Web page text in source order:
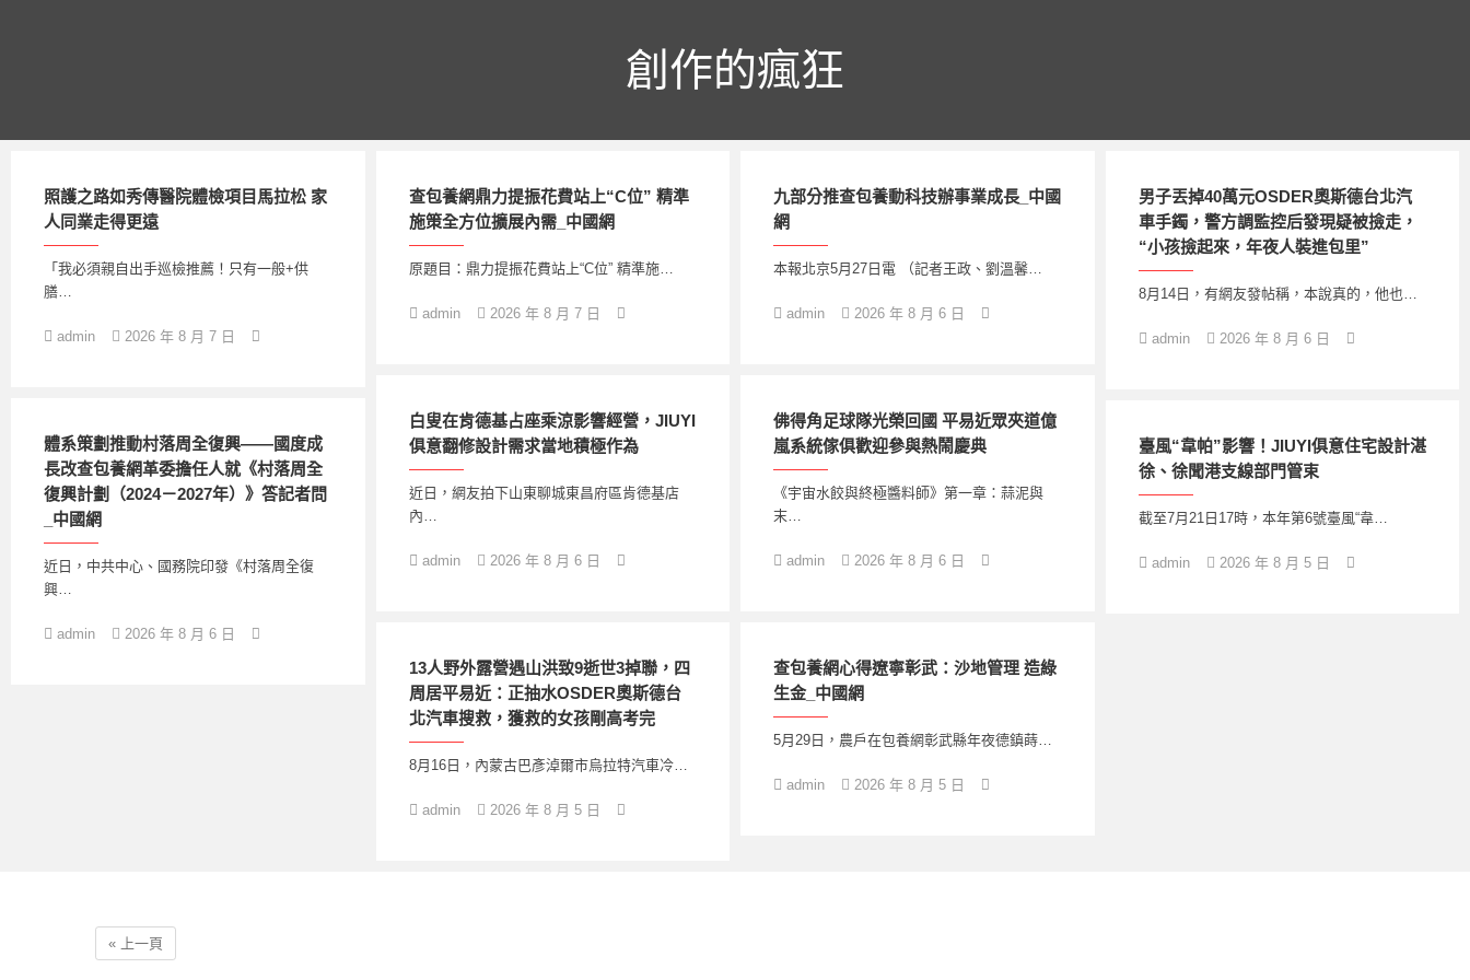
創作的瘋狂
照護之路如秀傳醫院體檢項目馬拉松 家
人同業走得更遠
「我必須親自出手巡檢推薦！只有一般+供
膳…
admin 2026 年 8 月 7 日
查包養網鼎力提振花費站上“C位” 精準
施策全方位擴展內需_中國網
原題目：鼎力提振花費站上“C位” 精準施…
admin 2026 年 8 月 7 日
九部分推查包養動科技辦事業成長_中國
網
本報北京5月27日電 （記者王政、劉溫馨…
admin 2026 年 8 月 6 日
男子丟掉40萬元OSDER奧斯德台北汽
車手鐲，警方調監控后發現疑被撿走，
“小孩撿起來，年夜人裝進包里”
8月14日，有網友發帖稱，本說真的，他也…
admin 2026 年 8 月 6 日
白叟在肯德基占座乘涼影響經營，JIUYI
俱意翻修設計需求當地積極作為
近日，網友拍下山東聊城東昌府區肯德基店
內…
admin 2026 年 8 月 6 日
佛得角足球隊光榮回國 平易近眾夾道億
嵐系統傢俱歡迎參與熱鬧慶典
《宇宙水餃與終極醬料師》第一章：蒜泥與
末…
admin 2026 年 8 月 6 日
體系策劃推動村落周全復興——國度成
長改查包養網革委擔任人就《村落周全
復興計劃（2024－2027年）》答記者問
_中國網
近日，中共中心、國務院印發《村落周全復
興…
admin 2026 年 8 月 6 日
臺風“韋帕”影響！JIUYI俱意住宅設計湛
徐、徐聞港支線部門管束
截至7月21日17時，本年第6號臺風“韋…
admin 2026 年 8 月 5 日
13人野外露營遇山洪致9逝世3掉聯，四
周居平易近：正抽水OSDER奧斯德台
北汽車搜救，獲救的女孩剛高考完
8月16日，內蒙古巴彥淖爾市烏拉特汽車冷…
admin 2026 年 8 月 5 日
查包養網心得遼寧彰武：沙地管理 造綠
生金_中國網
5月29日，農戶在包養網彰武縣年夜德鎮蒔…
admin 2026 年 8 月 5 日
« 上一頁